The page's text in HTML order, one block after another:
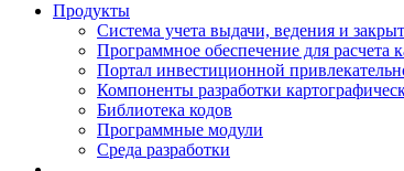
Продукты
Система учета выдачи, ведения и
Программное обеспечение для расчета
Портал инвестиционной
Компоненты разработки
Библиотека кодов
Программные модули
Среда разработки